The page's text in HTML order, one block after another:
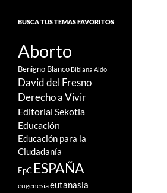
BUSCA TUS TEMAS FAVORITOS
Aborto
Benigno Blanco Bibiana Aido
David del Fresno
Derecho a Vivir
Editorial Sekotia
Educación
Educación para la
Ciudadanía
EpC ESPAÑA
eugenesiaeutanasia